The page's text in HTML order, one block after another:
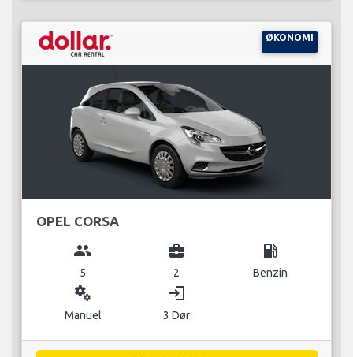
ØKONOMI
OPEL CORSA
group
5
business_center
2
local_gas_station
Benzin
miscellaneous_services
Manuel
login
3 Dør